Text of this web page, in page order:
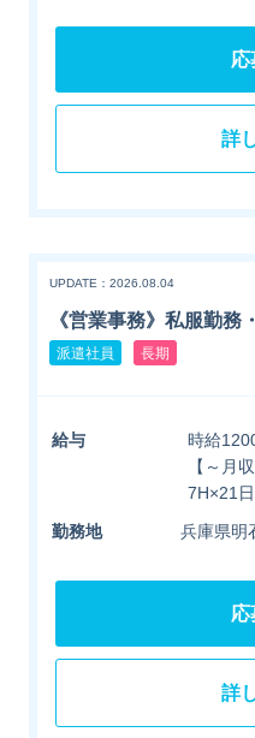
応
詳
UPDATE：2026.08.04
《営業事務》私服勤務
派遣社員 長期
給与
時給
【～月
7H×21
勤務地
兵庫県明
応
詳